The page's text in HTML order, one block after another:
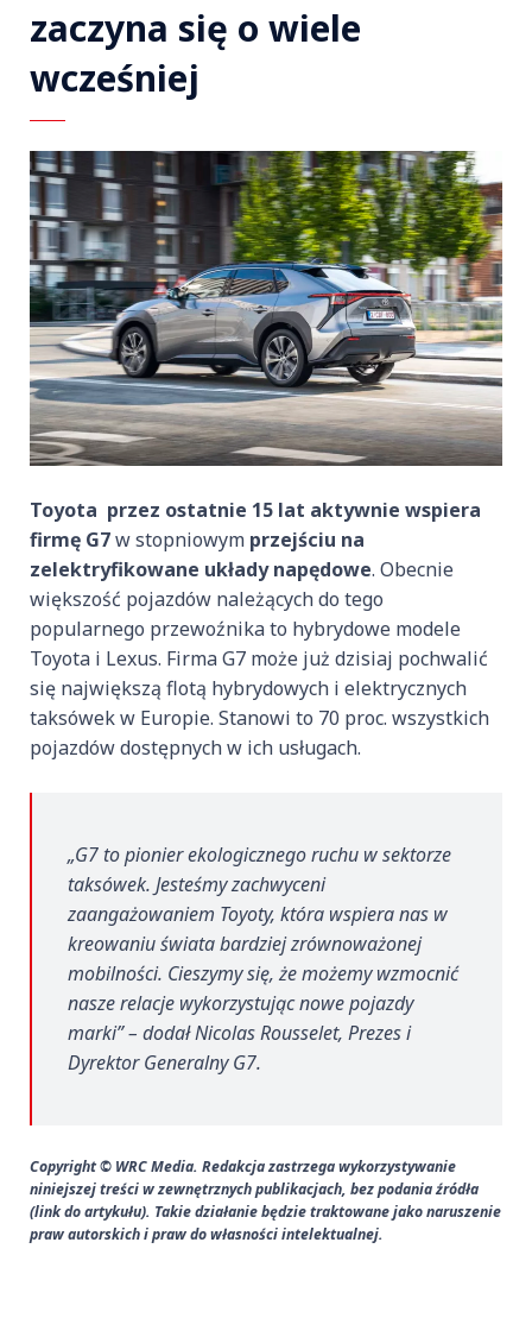
zaczyna się o wiele
wcześniej
Toyota przez ostatnie 15 lat aktywnie wspiera
firmę G7w stopniowym przejściu na
zelektryfikowane układy napędowe. Obecnie
większość pojazdów należących do tego
popularnego przewoźnika to hybrydowe modele
Toyota i Lexus. Firma G7 może już dzisiaj pochwalić
się największą flotą hybrydowych i elektrycznych
taksówek w Europie. Stanowi to 70 proc. wszystkich
pojazdów dostępnych w ich usługach.
„G7 to pionier ekologicznego ruchu w sektorze
taksówek. Jesteśmy zachwyceni
zaangażowaniem Toyoty, która wspiera nas w
kreowaniu świata bardziej zrównoważonej
mobilności. Cieszymy się, że możemy wzmocnić
nasze relacje wykorzystując nowe pojazdy
marki” – dodał Nicolas Rousselet, Prezes i
Dyrektor Generalny G7.
Copyright © WRC Media. Redakcja zastrzega wykorzystywanie
niniejszej treści w zewnętrznych publikacjach, bez podania źródła
(link do artykułu). Takie działanie będzie traktowane jako naruszenie
praw autorskich i praw do własności intelektualnej.